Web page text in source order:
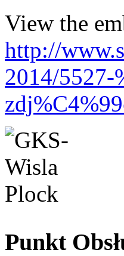
View the
http://
2014/5527-
Punkt